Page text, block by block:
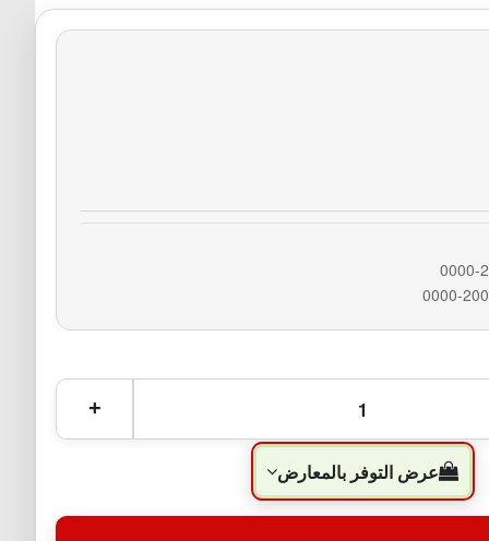
عرض التوفر بالمعارض